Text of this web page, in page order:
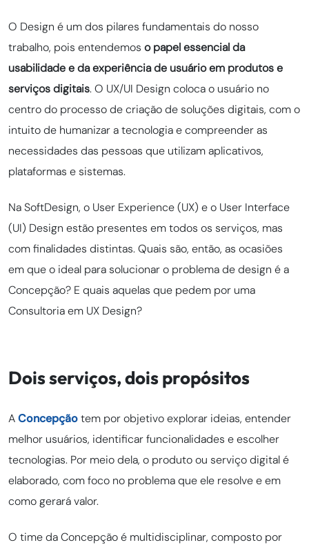
O Design é um dos pilares fundamentais do nosso
trabalho, pois entendemos o papel essencial da
usabilidade e da experiência de usuário em produtos e
serviços digitais. O UX/UI Design coloca o usuário no
centro do processo de criação de soluções digitais, com o
intuito de humanizar a tecnologia e compreender as
necessidades das pessoas que utilizam aplicativos,
plataformas e sistemas.
Na SoftDesign, o User Experience (UX) e o User Interface
(UI) Design estão presentes em todos os serviços, mas
com finalidades distintas. Quais são, então, as ocasiões
em que o ideal para solucionar o problema de design é a
Concepção? E quais aquelas que pedem por uma
Consultoria em UX Design?
Dois serviços, dois propósitos
AConcepçãotem por objetivo explorar ideias, entender
melhor usuários, identificar funcionalidades e escolher
tecnologias. Por meio dela, o produto ou serviço digital é
elaborado, com foco no problema que ele resolve e em
como gerará valor.
O time da Concepção é multidisciplinar, composto por